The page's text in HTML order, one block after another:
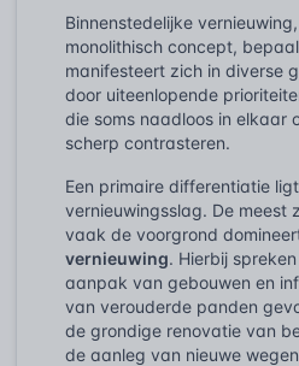
Binnenstedelijke
monolithisch concept,
manifesteert zich in diverse
door uiteenlopende
die soms naadloos in elkaar
scherp contrasteren.
Een primaire differentiatie
vernieuwingsslag. De meest
vaak de voorgrond
vernieuwing. Hierbij
aanpak van gebouwen en
van verouderde panden
de grondige renovatie van
de aanleg van nieuwe